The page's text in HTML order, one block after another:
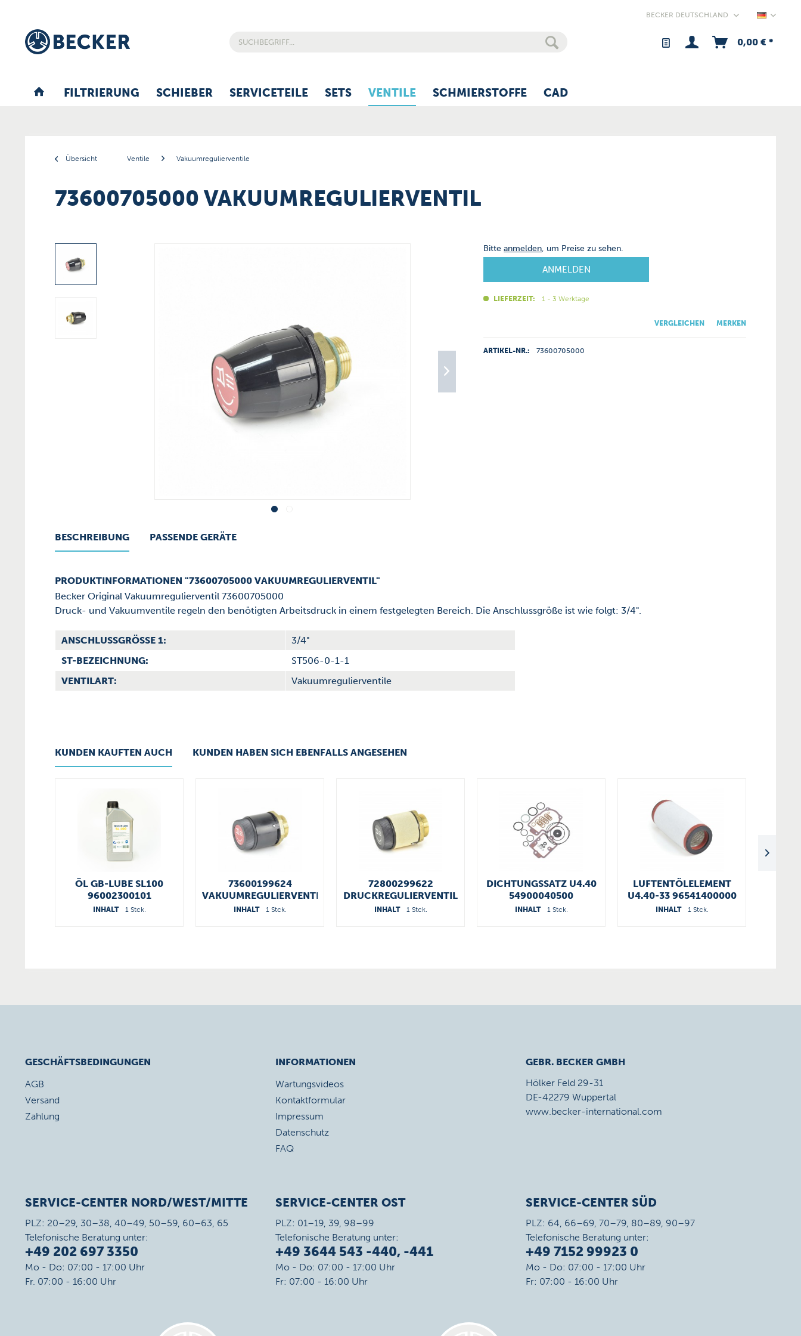
0,00 € *
FILTRIERUNG SCHIEBER SERVICETEILE SETS VENTILE SCHMIERSTOFFE CAD
Übersicht Ventile Vakuumregulierventile
73600705000 VAKUUMREGULIERVENTIL
Bitteanmelden, um Preise zu sehen.
ANMELDEN
LIEFERZEIT: 1 - 3 Werktage
VERGLEICHEN MERKEN
ARTIKEL-NR.: 73600705000
BESCHREIBUNG PASSENDE GERÄTE
PRODUKTINFORMATIONEN "73600705000 VAKUUMREGULIERVENTIL"
Becker Original Vakuumregulierventil 73600705000
Druck- und Vakuumventile regeln den benötigten Arbeitsdruck in einem festgelegten Bereich. Die Anschlussgröße ist wie folgt: 3/4".
ANSCHLUSSGRÖSSE 1:
3/4"
ST-BEZEICHNUNG:
ST506-0-1-1
VENTILART:
Vakuumregulierventile
KUNDEN KAUFTEN AUCH KUNDEN HABEN SICH EBENFALLS ANGESEHEN
ÖL GB-LUBE SL100
96002300101
INHALT 1 Stck.
73600199624
VAKUUMREGULIERVENTIL
INHALT 1 Stck.
72800299622
DRUCKREGULIERVENTIL
INHALT 1 Stck.
DICHTUNGSSATZ U4.40
54900040500
INHALT 1 Stck.
LUFTENTÖLELEMENT
U4.40-33 96541400000
INHALT 1 Stck.
GESCHÄFTSBEDINGUNGEN
AGB
Versand
Zahlung
INFORMATIONEN
Wartungsvideos
Kontaktformular
Impressum
Datenschutz
FAQ
GEBR. BECKER GMBH
Hölker Feld 29-31
DE-42279 Wuppertal
www.becker-international.com
SERVICE-CENTER NORD/WEST/MITTE
PLZ: 20–29, 30–38, 40–49, 50–59, 60–63, 65
Telefonische Beratung unter:
+49 202 697 3350
Mo - Do: 07:00 - 17:00 Uhr
Fr. 07:00 - 16:00 Uhr
SERVICE-CENTER OST
PLZ: 01–19, 39, 98–99
Telefonische Beratung unter:
+49 3644 543 -440, -441
Mo - Do: 07:00 - 17:00 Uhr
Fr: 07:00 - 16:00 Uhr
SERVICE-CENTER SÜD
PLZ: 64, 66–69, 70–79, 80–89, 90–97
Telefonische Beratung unter:
+49 7152 99923 0
Mo - Do: 07:00 - 17:00 Uhr
Fr: 07:00 - 16:00 Uhr